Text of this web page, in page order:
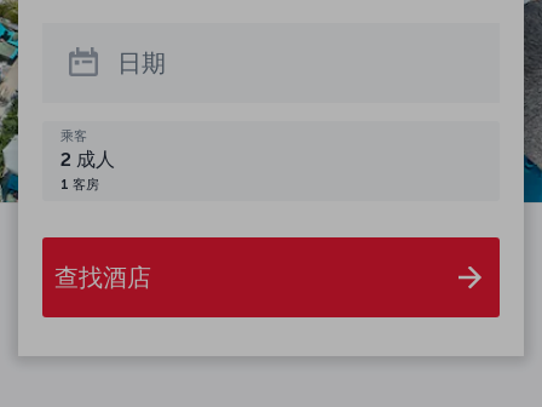
日期
乘客
2 成人
1 客房
查找酒店